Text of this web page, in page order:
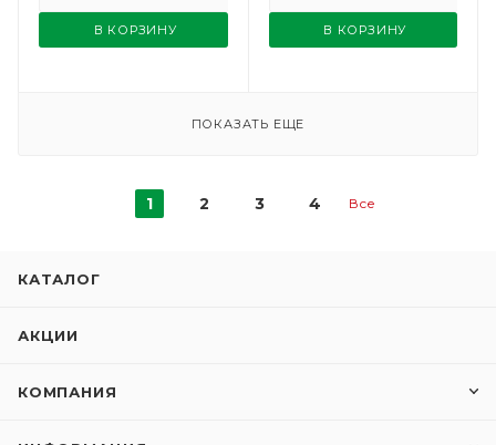
В КОРЗИНУ В КОРЗИНУ
ПОКАЗАТЬ ЕЩЕ
1 2 3 4 Все
КАТАЛОГ
АКЦИИ
КОМПАНИЯ